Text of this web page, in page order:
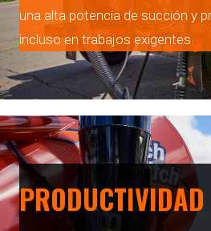
una alta potencia de succión y
incluso en trabajos exigentes.
PRODUCTIVIDAD